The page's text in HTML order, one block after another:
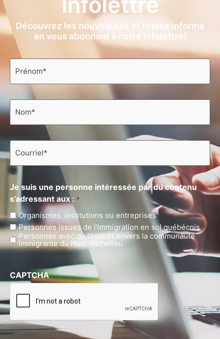
Découvrez les nouveautés et restez informé
en vous abonnant à notre infolettre!
Prénom
Nom
Courriel
Je suis une personne intéressée par du contenu
s’adressant aux : *
Organismes, institutions ou entreprises
Personnes issues de l’immigration en sol québécois
Personnes avec de l’intérêt envers la communauté
immigrante du Haut-Richelieu
CAPTCHA